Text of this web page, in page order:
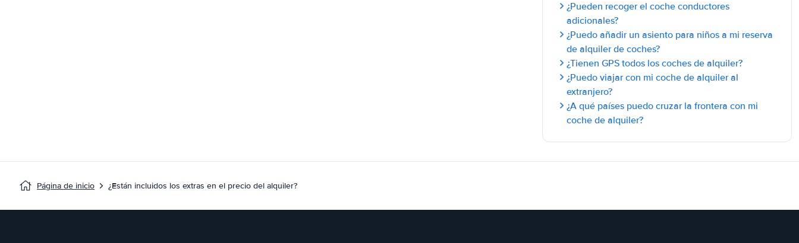
¿Pueden recoger el coche conductores
adicionales?
¿Puedo añadir un asiento para niños a mi reserva
de alquiler de coches?
¿Tienen GPS todos los coches de alquiler?
¿Puedo viajar con mi coche de alquiler al
extranjero?
¿A qué países puedo cruzar la frontera con mi
coche de alquiler?
Página de inicio ¿Están incluidos los extras en el precio del alquiler?